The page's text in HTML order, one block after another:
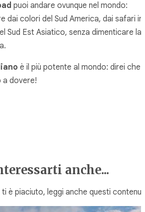
puoi andare ovunque nel mondo:
dai colori del Sud America, dai safari in
Sud Est Asiatico, senza dimenticare la
è il più potente al mondo: direi che
dovere!
anche...
è piaciuto, leggi anche questi